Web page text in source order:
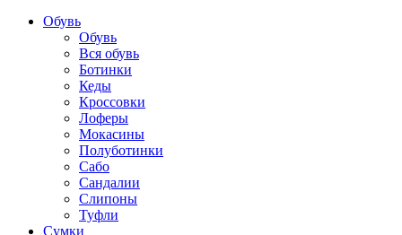
Обувь
Обувь
Вся обувь
Ботинки
Кеды
Кроссовки
Лоферы
Мокасины
Полуботинки
Сабо
Сандалии
Слипоны
Туфли
Сумки